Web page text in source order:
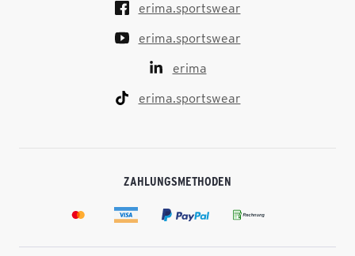
erima.sportswear
erima.sportswear
erima
erima.sportswear
ZAHLUNGSMETHODEN